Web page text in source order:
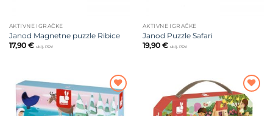
AKTIVNE IGRAČKE
Janod Magnetne puzzle Ribice
17,90 € uklj. PDV
AKTIVNE IGRAČKE
Janod Puzzle Safari
19,90 € uklj. PDV
Dodajte
na listu
Dodajte
na listu